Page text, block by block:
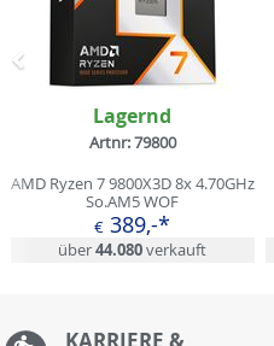
Lagernd
Artnr: 79800
AMD Ryzen 7 9800X3D 8x 4.70GHz
So.AM5 WOF
€ 389,-*
über44.080verkauft
Zurück
KARRIERE &